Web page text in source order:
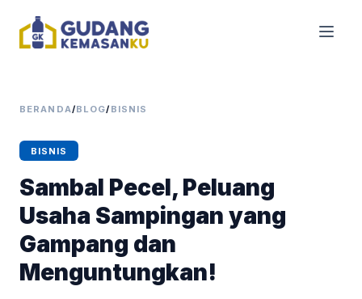
BERANDA/BLOG/ BISNIS
BISNIS
Sambal Pecel, Peluang
Usaha Sampingan yang
Gampang dan
Menguntungkan!